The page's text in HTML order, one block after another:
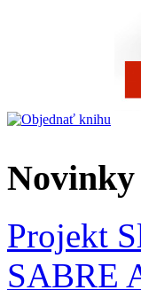
Novinky
Projekt
SABRE